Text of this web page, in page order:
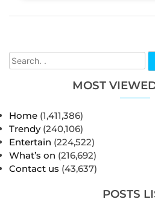
MOST
Home (1,411,386)
Trendy (240,106)
Entertain (224,522)
What’s on (216,692)
Contact us (43,637)
POSTS